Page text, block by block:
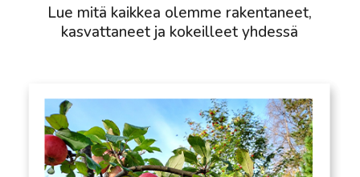
Lue mitä kaikkea olemme rakentaneet,
kasvattaneet ja kokeilleet yhdessä